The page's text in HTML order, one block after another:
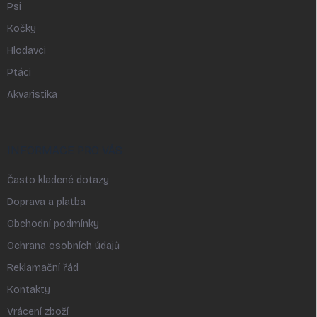
Psi
Kočky
Hlodavci
Ptáci
Akvaristika
Často kladené dotazy
Doprava a platba
Obchodní podmínky
Ochrana osobních údajů
Reklamační řád
Kontakty
Vrácení zboží